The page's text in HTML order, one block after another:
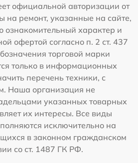
официальной авторизации от
на ремонт, указанные на сайте,
ознакомительный характер и
офертой согласно п. 2 ст. 437
торговой марки
только в информационных
перечень техники, с
Наша организация не
указанных товарных
их интересы. Все виды
исключительно на
в законном гражданском
со ст. 1487 ГК РФ.